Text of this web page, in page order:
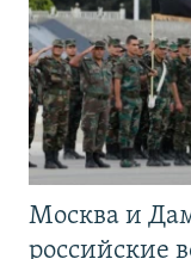
Москва и
российские